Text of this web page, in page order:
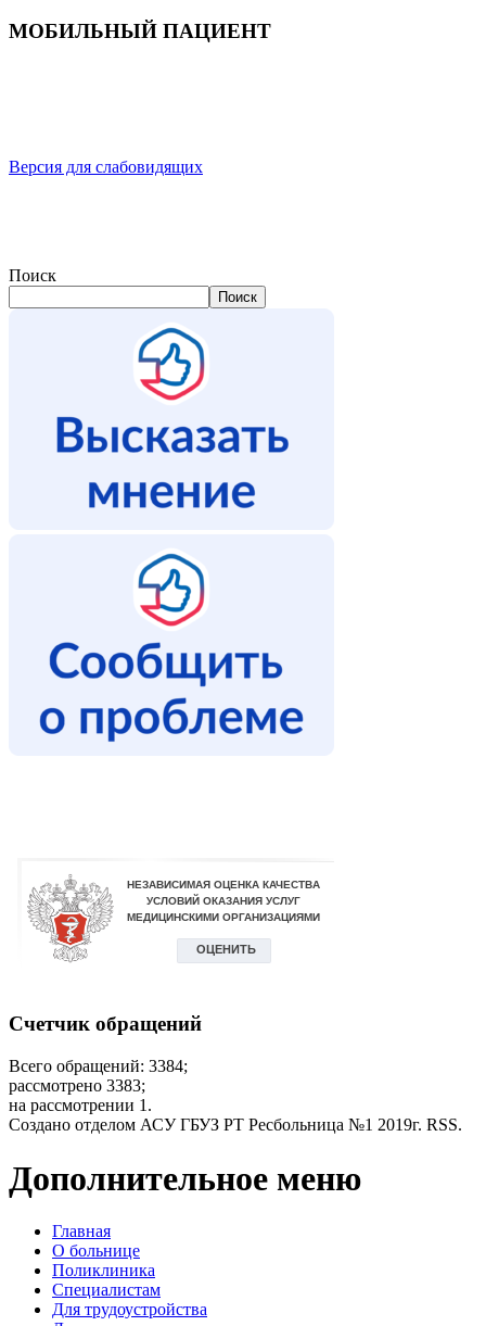
МОБИЛЬНЫЙ ПАЦИЕНТ
Версия для слабовидящих
Поиск
Поиск
Счетчик обращений
Всего обращений: 3384;
рассмотрено 3383;
на рассмотрении 1.
Создано отделом АСУ ГБУЗ РТ Ресбольница №1 2019г. RSS.
Дополнительное меню
Главная
О больнице
Поликлиника
Специалистам
Для трудоустройства